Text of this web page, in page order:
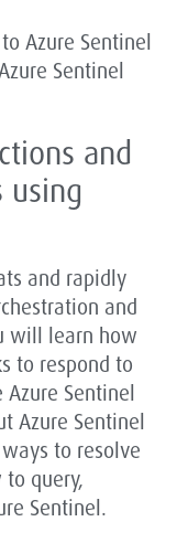
Azure Sentinel
Sentinel
and
and rapidly
and
will learn how
to respond to
Azure Sentinel
Azure Sentinel
to resolve
query,
Sentinel.